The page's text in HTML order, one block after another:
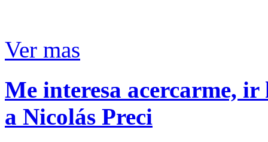
Ver mas
Me interesa acercarme,
a Nicolás Preci